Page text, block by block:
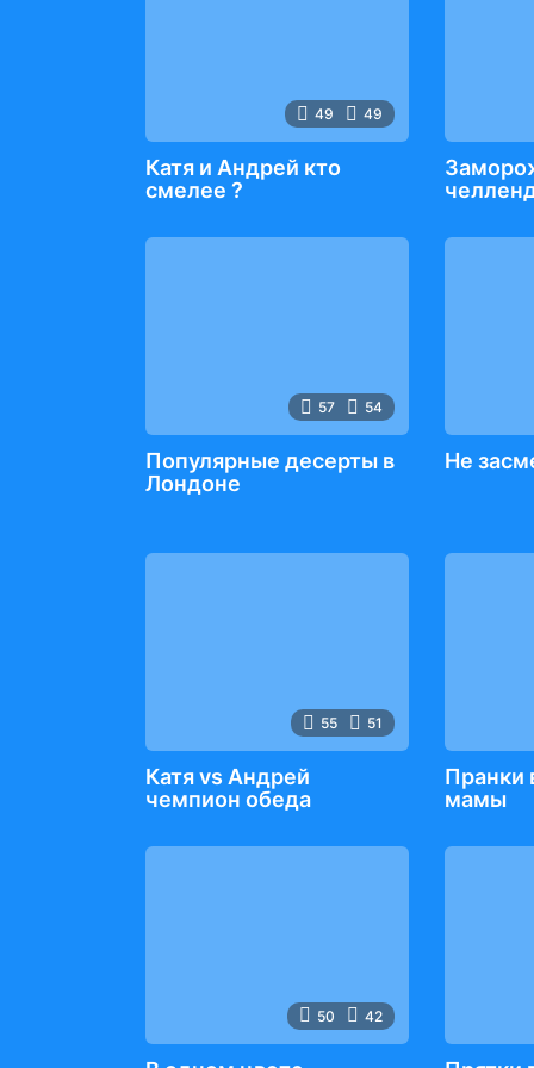
49 49
Катя и Андрей кто
смелее ?
57 54
Популярные десерты в
Лондоне
Не
55 51
Катя vs Андрей
чемпион обеда
Пранки
мамы
50 42